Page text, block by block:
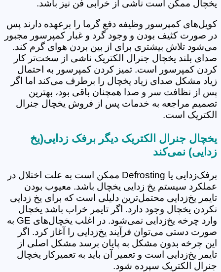
یخچال ممکن است ناشی از خرابی فن نیز باشد.
کویل‌های کمپرسور وظیفه دفع گرما را برعهده دارند پس
در صورت کثیف بودن و وجود گرد و غبار کمپرسور مجبور
می‌شود تلاش بیشتری برای از بین بردن هوای گرم کند.
صدای بلند یخچال جنرال الکتریک ناشی از سخت‌تر کار
کردن کمپرسور است. تمیز کردن کمپرسور به احتمال
زیاد مشکل صدای زیاد یخچال را برطرف می‌کند اما اگر
پس از نظافت سر و صدا همچنان باقی بود، بهترین
تصمیم مراجعه به خدمات پس از فروش یخچال جنرال
الکتریک است.
یخچال جنرال الکتریک دیگر برفک زدایی(یخ
زدایی) نمی‌کند
برفک‌زدایی یا Defrosting ممکن است به علت اختلال در
عملکرد سیستم یخ زدایی یخچال باشد. معیوب بودن
تایمر یخ‌زدایی محتمل‌ترین دلیلی است که برای یخ زدایی
نکردن یخچال وجود دارد. اگر تایمر خراب باشد یخچال
وارد چرخه یخ‌زدایی نمی‌شود. در اغلب یخچال‌های GE به
صورت دستی می‌توان فرآیند یخ‌زدایی را آغاز کرد. اگر
این چرخه بدون مشکل به پایان برسد مشکل اصلی از
تایمر یخ‌زدایی است و تعمیر آن باید به تعمیرکار یخچال
جنرال الکتریک سپرده شود.